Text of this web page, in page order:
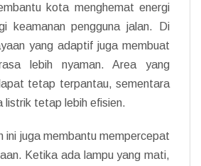
kota menghemat energi
keamanan pengguna jalan. Di
yang adaptif juga membuat
lebih nyaman. Area yang
tetap terpantau, sementara
listrik tetap lebih efisien.
ini juga membantu mempercepat
Ketika ada lampu yang mati,